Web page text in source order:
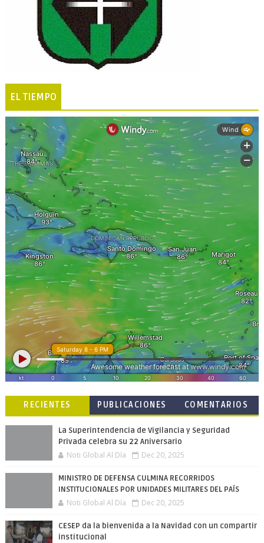
EL TIEMPO
RECIENTES
PUBLICACIONES
COMENTARIOS
La Superintendencia de Vigilancia y Seguridad
Privada celebra su 22 Aniversario
Noti Global Al Día Dec 20, 2025
MINISTRO DE DEFENSA CULMINA RECORRIDOS
INSTITUCIONALES POR UNIDADES MILITARES DEL PAÍS
Noti Global Al Día Dec 20, 2025
CESEP da la bienvenida a la Navidad con un compartir
institucional